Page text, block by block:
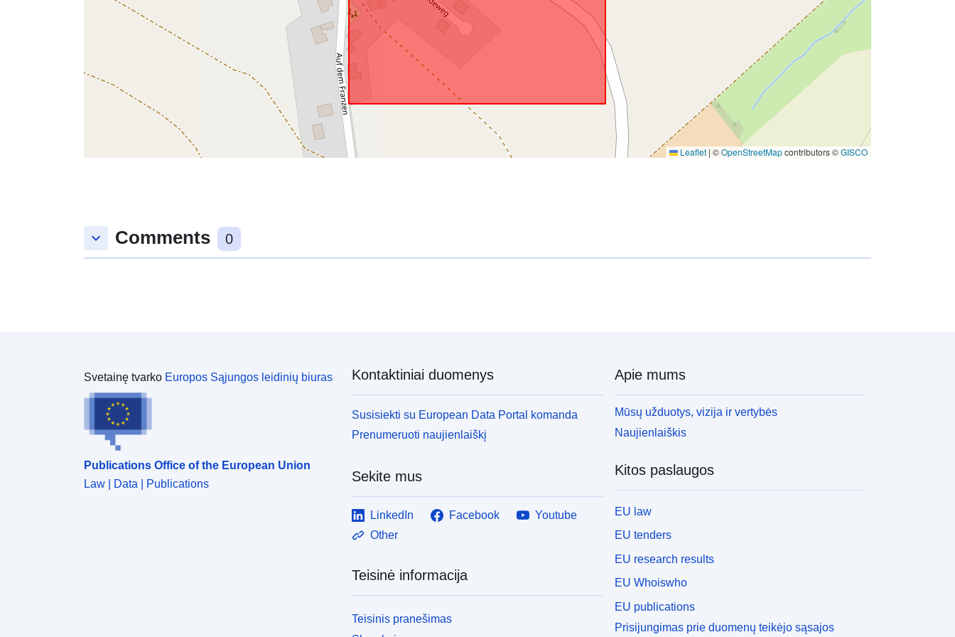
Leaflet | ©OpenStreetMapcontributors ©GISCO
keyboard_arrow_down Comments 0
Svetainę tvarko Europos Sąjungos leidinių biuras
Publications Office of the European Union
Law | Data | Publications
Kontaktiniai duomenys
Susisiekti su European Data Portal komanda
Prenumeruoti naujienlaiškį
Sekite mus
LinkedIn Facebook
Youtube
Other
Teisinė informacija
Teisinis pranešimas
Apie mums
Mūsų užduotys, vizija ir vertybės
Naujienlaiškis
Kitos paslaugos
EU law
EU tenders
EU research results
EU Whoiswho
EU publications
Prisijungimas prie duomenų teikėjo sąsajos